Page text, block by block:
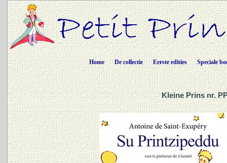
Home De collectie Eerste edities Speciale
Kleine Prins nr.